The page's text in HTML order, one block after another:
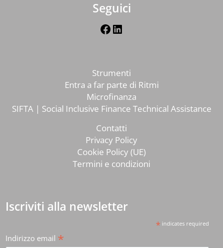
Seguici
Facebook
Strumenti
Entra a far parte di Ritmi
Microfinanza
SIFTA | Social Inclusive Finance Technical Assistance
Contatti
Privacy Policy
Cookie Policy (UE)
Termini e condizioni
Iscriviti alla newsletter
*indicates required
Indirizzo email *